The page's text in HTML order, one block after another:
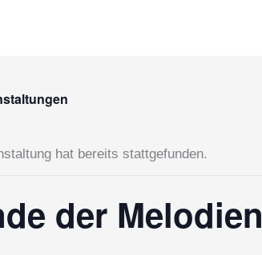
hat bereits stattgefunden.
der Melodien